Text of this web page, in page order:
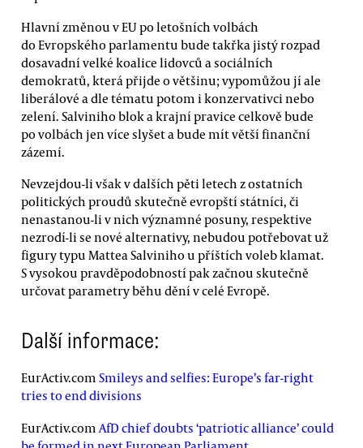
Hlavní změnou v EU po letošních volbách
do Evropského parlamentu bude takřka jistý rozpad
dosavadní velké koalice lidovců a sociálních
demokratů, která přijde o většinu; vypomůžou jí ale
liberálové a dle tématu potom i konzervativci nebo
zelení. Salviniho blok a krajní pravice celkově bude
po volbách jen více slyšet a bude mít větší finanční
zázemí.
Nevzejdou-li však v dalších pěti letech z ostatních
politických proudů skutečně evropští státníci, či
nenastanou-li v nich významné posuny, respektive
nezrodí-li se nové alternativy, nebudou potřebovat už
figury typu Mattea Salviniho u příštích voleb klamat.
S vysokou pravděpodobností pak začnou skutečně
určovat parametry běhu dění v celé Evropě.
Další informace:
EurActiv.com Smileys and selfies: Europe’s far-right
tries to end divisions
EurActiv.com AfD chief doubts ‘patriotic alliance’ could